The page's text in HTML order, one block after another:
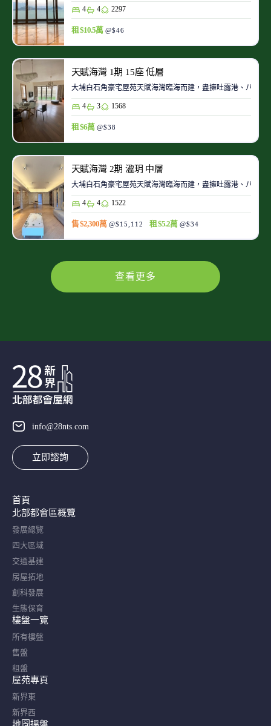
4 4 2297
租 $10.5萬 @$46
天賦海灣 1期 15座 低層
大埔白石角豪宅屋苑天賦海灣臨海而建，盡擁吐露港、八仙
4 3 1568
租 $6萬 @$38
天賦海灣 2期 溋玥 中層
大埔白石角豪宅屋苑天賦海灣臨海而建，盡擁吐露港、八仙
4 4 1522
售 $2,300萬 @$15,112 租 $5.2萬 @$34
查看更多
info@28nts.com
立即諮詢
首頁
北部都會區概覽​
發展總覽
四大區域
交通基建
房屋拓地
創科發展
生態保育
樓盤一覽
所有樓盤
售盤
租盤
屋苑專頁
新界東
新界西